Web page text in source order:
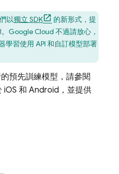
以獨立 SDK
的新形式，提
Google Cloud 不過請放心，
學習使用 API 和自訂模型部署
預先訓練模型，請參閱
iOS 和 Android，並提供